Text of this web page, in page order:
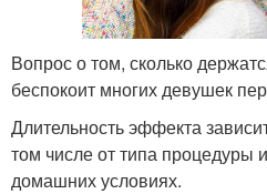
Вопрос о том, сколько
беспокоит многих девушек
Длительность эффекта
том числе от типа процедуры
домашних условиях.